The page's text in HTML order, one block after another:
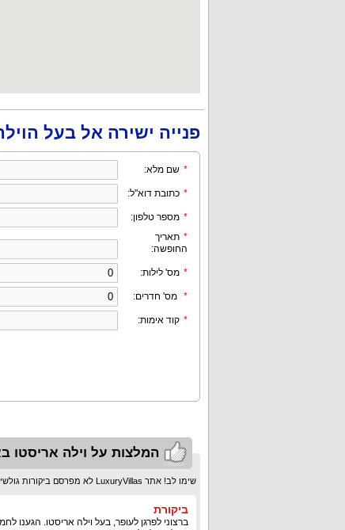
פנייה ישירה אל בעל
* שם מלא:
* כתובת דוא"ל:
* מספר טלפון:
* תאריך
החופשה:
* מס' לילות:
* מס' חדרים:
* קוד אימות:
המלצות על וילה אריסטו
שימו לב! אתר LuxuryVillas לא מפרסם ביקורות גולשים אלא המלצות שאושרו ע"י המערכת בלבד!
ביקורת